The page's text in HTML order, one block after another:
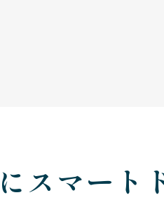
スマート